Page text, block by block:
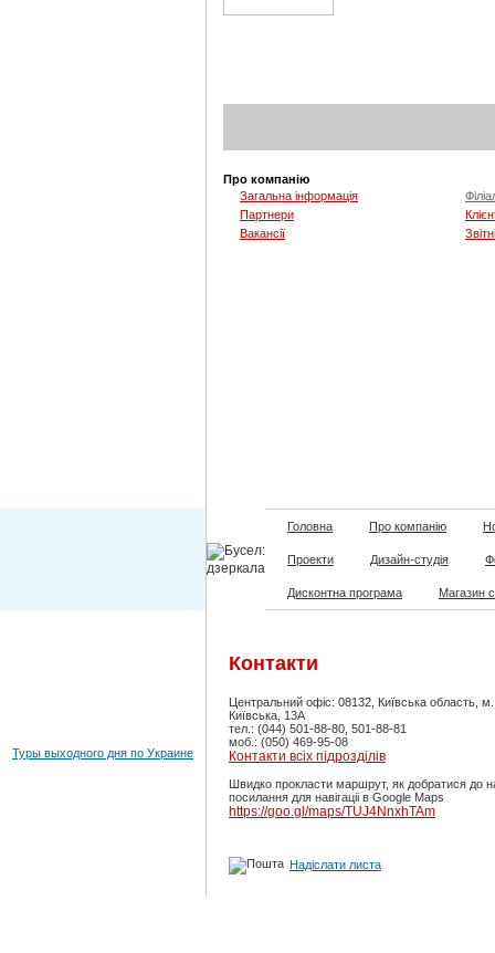
Про компанію
Загальна інформація
Партнери
Вакансії
Головна Про компанію
Проекти Дизайн-студія
Дисконтна програма Магазин
Туры выходного дня по Украине
Контакти
Центральний офіс: 08132, Київська область,
Київська, 13А
тел.: (044) 501-88-80, 501-88-81
моб.: (050) 469-95-08
Контакти всіх підрозділів
Швидко прокласти маршрут, як добратися до
посилання для навігаціі в Google Maps
https://goo.gl/maps/TUJ4NnxhTAm
Надіслати листа